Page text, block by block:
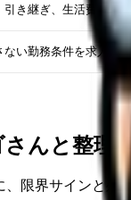
き継ぎ、生活費
い勤務条件を求人票
さんと整理
限界サインと残